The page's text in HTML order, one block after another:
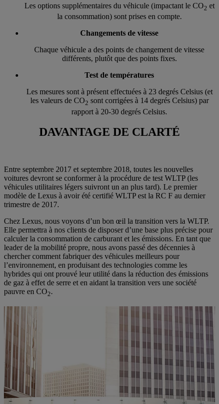
Les options supplémentaires du véhicule (impactant le CO2 et
la consommation) sont prises en compte.
Changements de vitesse
Chaque véhicule a des points de changement de vitesse
différents, plutôt que des points fixes.
Test de températures
Les mesures sont à présent effectuées à 23 degrés Celsius (et
les valeurs de CO2 sont corrigées à 14 degrés Celsius) par
rapport à 20-30 degrés Celsius.
DAVANTAGE DE CLARTÉ
Entre septembre 2017 et septembre 2018, toutes les nouvelles
voitures devront se conformer à la procédure de test WLTP (les
véhicules utilitaires légers suivront un an plus tard). Le premier
modèle de Lexus à avoir été certifié WLTP est la RC F au dernier
trimestre de 2017.
Chez Lexus, nous voyons d’un bon œil la transition vers la WLTP.
Elle permettra à nos clients de disposer d’une base plus précise pour
calculer la consommation de carburant et les émissions. En tant que
leader de la mobilité propre, nous avons passé des décennies à
chercher comment fabriquer des véhicules meilleurs pour
l’environnement, en produisant des technologies comme les
hybrides qui ont prouvé leur utilité dans la réduction des émissions
de gaz à effet de serre et en aidant la transition vers une société
pauvre en CO2.